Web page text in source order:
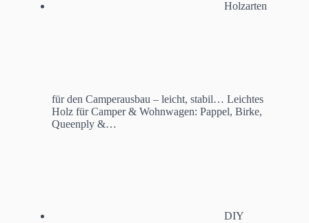
Holzarten
für den Camperausbau – leicht, stabil… Leichtes
Holz für Camper & Wohnwagen: Pappel, Birke,
Queenply &…
DIY